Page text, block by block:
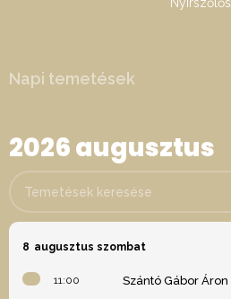
Napi temetések
2026 augusztus
8 augusztus szombat
11:00